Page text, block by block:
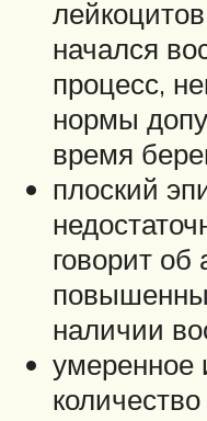
начался
процесс,
нормы
время
плоский
говорит
наличии
умеренное